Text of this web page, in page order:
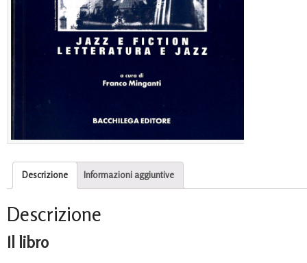
Descrizione Informazioni aggiuntive
Descrizione
Il libro